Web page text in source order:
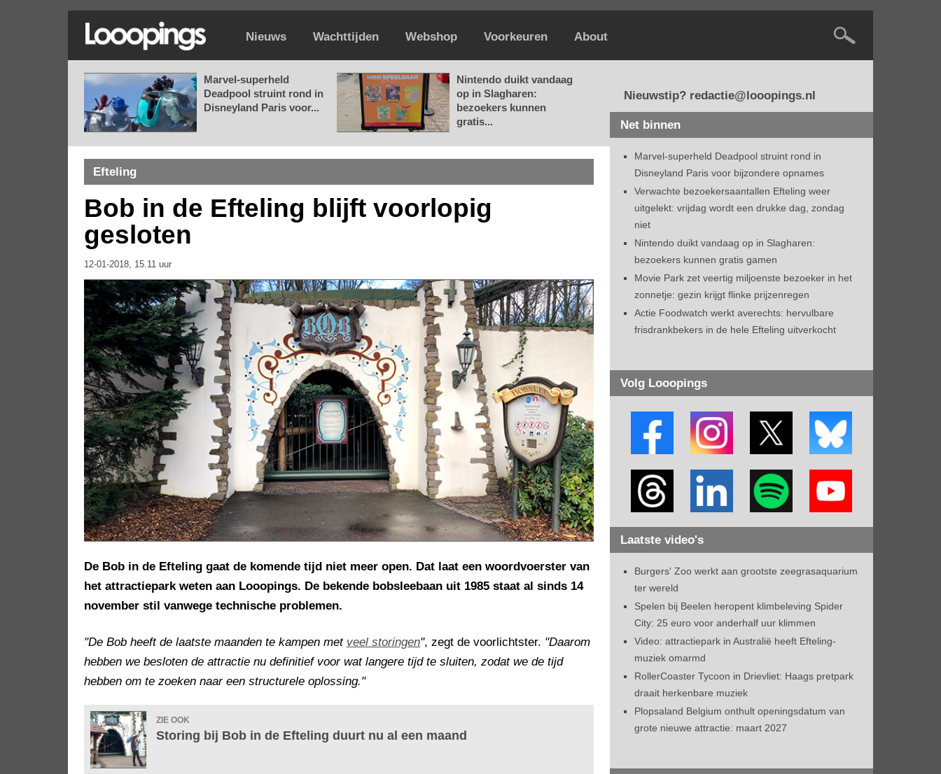
Nieuws Wachttijden Webshop Voorkeuren About
Marvel-superheld
Deadpool struint rond in
Disneyland Paris voor...
Nintendo duikt vandaag
op in Slagharen:
bezoekers kunnen
gratis...
Efteling
Bob in de Efteling blijft voorlopig
gesloten
12-01-2018, 15.11 uur
De Bob in de Efteling gaat de komende tijd niet meer open. Dat laat een woordvoerster van
het attractiepark weten aan Looopings. De bekende bobsleebaan uit 1985 staat al sinds 14
november stil vanwege technische problemen.
"De Bob heeft de laatste maanden te kampen met veel storingen", zegt de voorlichtster. "Daarom
hebben we besloten de attractie nu definitief voor wat langere tijd te sluiten, zodat we de tijd
hebben om te zoeken naar een structurele oplossing."
ZIE OOK
Storing bij Bob in de Efteling duurt nu al een maand
Nieuwstip? redactie@looopings.nl
Net binnen
Marvel-superheld Deadpool struint rond in
Disneyland Paris voor bijzondere opnames
Verwachte bezoekersaantallen Efteling weer
uitgelekt: vrijdag wordt een drukke dag, zondag
niet
Nintendo duikt vandaag op in Slagharen:
bezoekers kunnen gratis gamen
Movie Park zet veertig miljoenste bezoeker in het
zonnetje: gezin krijgt flinke prijzenregen
Actie Foodwatch werkt averechts: hervulbare
frisdrankbekers in de hele Efteling uitverkocht
Volg Looopings
Laatste video's
Burgers' Zoo werkt aan grootste zeegrasaquarium
ter wereld
Spelen bij Beelen heropent klimbeleving Spider
City: 25 euro voor anderhalf uur klimmen
Video: attractiepark in Australië heeft Efteling-
muziek omarmd
RollerCoaster Tycoon in Drievliet: Haags pretpark
draait herkenbare muziek
Plopsaland Belgium onthult openingsdatum van
grote nieuwe attractie: maart 2027